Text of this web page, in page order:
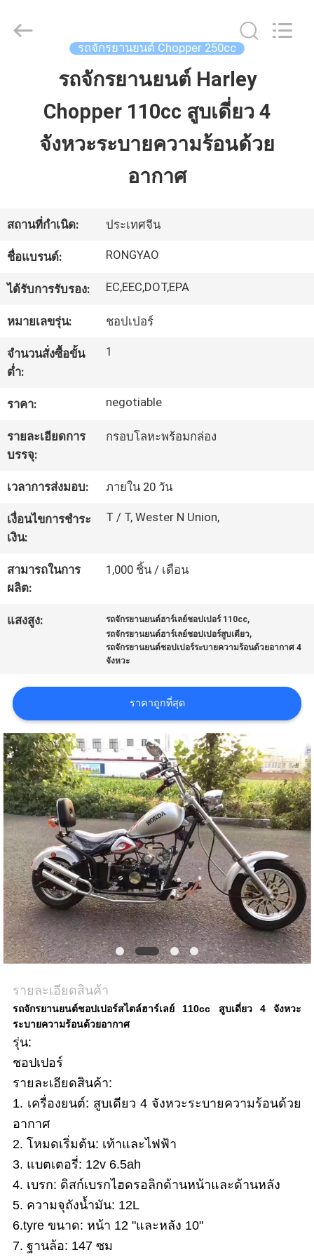
สินค้า
กับ
เรา
โรงงาน
เรา
ขอ
ใบ
เสนอ
แผนผัง
เว็บไซต์
นโยบาย
ความ
เป็น
ส่วน
ตัว
Rongyao
Vehicle
รถจักรยานยนต์ Chopper 250cc
รถจักรยานยนต์ Harley
Chopper 110cc สูบเดี่ยว 4
จังหวะระบายความร้อนด้วย
อากาศ
สถานที่กำเนิด: ประเทศจีน
ชื่อแบรนด์: RONGYAO
ได้รับการรับรอง: EC,EEC,DOT,EPA
หมายเลขรุ่น: ชอปเปอร์
จำนวนสั่งซื้อขั้น
ต่ำ:
1
ราคา: negotiable
รายละเอียดการ
บรรจุ:
กรอบโลหะพร้อมกล่อง
เวลาการส่งมอบ: ภายใน 20 วัน
เงื่อนไขการชำระ
เงิน:
T / T, Wester N Union,
สามารถในการ
ผลิต:
1,000 ชิ้น / เดือน
แสงสูง: รถจักรยานยนต์ฮาร์เลย์ชอปเปอร์ 110cc,
รถจักรยานยนต์ฮาร์เลย์ชอปเปอร์สูบเดียว,
รถจักรยานยนต์ชอปเปอร์ระบายความร้อนด้วยอากาศ 4
จังหวะ
ราคาถูกที่สุด
รายละเอียดสินค้า
รถจักรยานยนต์ชอปเปอร์สไตล์ฮาร์เลย์ 110cc สูบเดี่ยว 4 จังหวะ
ระบายความร้อนด้วยอากาศ
รุ่น:
ชอปเปอร์
รายละเอียดสินค้า:
1. เครื่องยนต์: สูบเดียว 4 จังหวะระบายความร้อนด้วย
อากาศ
2. โหมดเริ่มต้น: เท้าและไฟฟ้า
3. แบตเตอรี่: 12v 6.5ah
4. เบรก: ดิสก์เบรกไฮดรอลิกด้านหน้าและด้านหลัง
5. ความจุถังน้ำมัน: 12L
6.tyre ขนาด: หน้า 12 "และหลัง 10"
7. ฐานล้อ: 147 ซม